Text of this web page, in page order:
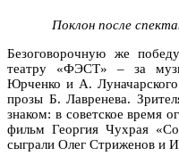
Поклон после
Безоговорочную же
театру «ФЭСТ» – за
Юрченко и А.
прозы Б. Лавренева.
знаком: в советское время
фильм Георгия Чухрая
сыграли Олег Стриженов и